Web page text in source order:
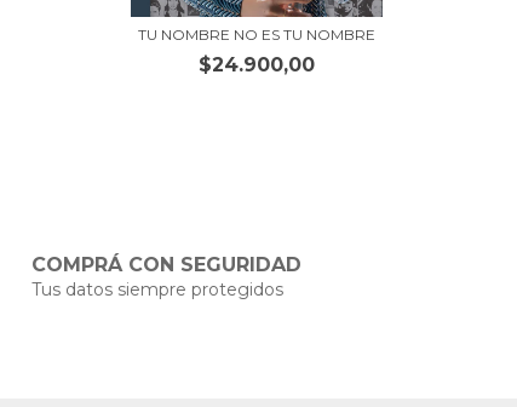
TU NOMBRE NO ES TU NOMBRE
$24.900,00
COMPRÁ CON SEGURIDAD
Tus datos siempre protegidos